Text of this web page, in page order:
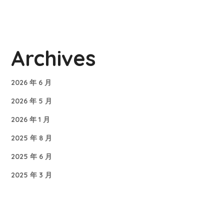
Archives
2026 年 6 月
2026 年 5 月
2026 年 1 月
2025 年 8 月
2025 年 6 月
2025 年 3 月